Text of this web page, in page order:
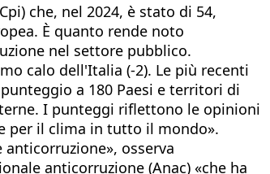
che, nel 2024, è stato di 54,
È quanto rende noto
nel settore pubblico.
calo dell'Italia (-2). Le più recenti
a 180 Paesi e territori di
I punteggi riflettono le opinioni
per il clima in tutto il mondo».
osserva
anticorruzione (Anac) «che ha